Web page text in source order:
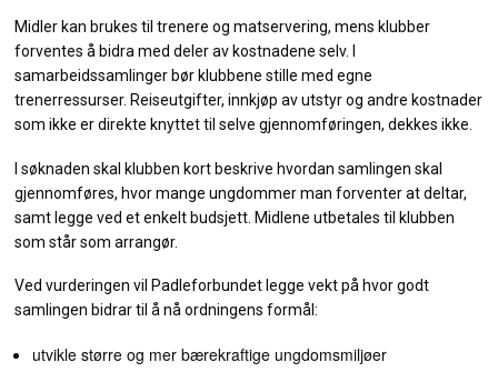
Midler kan brukes til trenere og matservering, mens klubber
forventes å bidra med deler av kostnadene selv. I
samarbeidssamlinger bør klubbene stille med egne
trenerressurser. Reiseutgifter, innkjøp av utstyr og andre kostnader
som ikke er direkte knyttet til selve gjennomføringen, dekkes ikke.
I søknaden skal klubben kort beskrive hvordan samlingen skal
gjennomføres, hvor mange ungdommer man forventer at deltar,
samt legge ved et enkelt budsjett. Midlene utbetales til klubben
som står som arrangør.
Ved vurderingen vil Padleforbundet legge vekt på hvor godt
samlingen bidrar til å nå ordningens formål:
utvikle større og mer bærekraftige ungdomsmiljøer